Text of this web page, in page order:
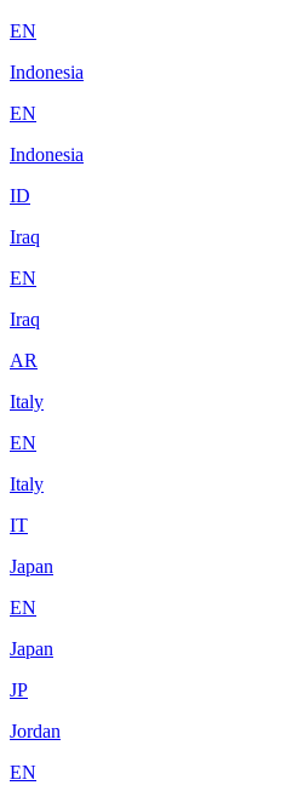
EN
Indonesia
EN
Indonesia
ID
Iraq
EN
Iraq
AR
Italy
EN
Italy
IT
Japan
EN
Japan
JP
Jordan
EN